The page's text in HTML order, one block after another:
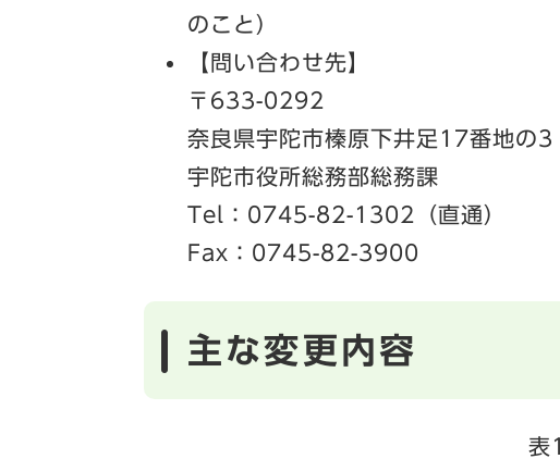
のこと）
【問い合わせ先】
〒633-0292
奈良県宇陀市榛原下井足17番地の3
宇陀市役所総務部総務課
Tel：0745-82-1302（直通）
Fax：0745-82-3900
主な変更内容
表1